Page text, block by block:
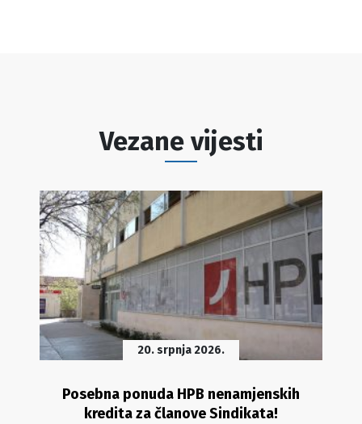
Vezane vijesti
20. srpnja 2026.
Posebna ponuda HPB nenamjenskih
kredita za članove Sindikata!